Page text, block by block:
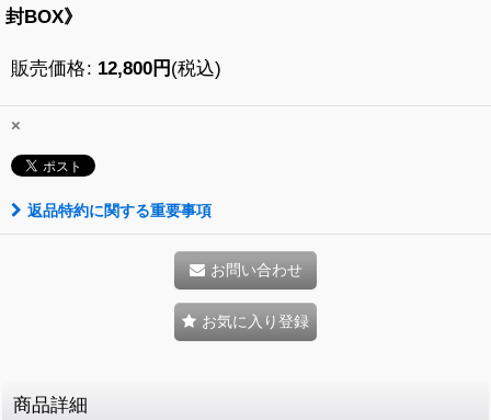
封BOX》
販売価格: 12,800円 (税込)
×
返品特約に関する重要事項
お問い合わせ
お気に入り登録
商品詳細